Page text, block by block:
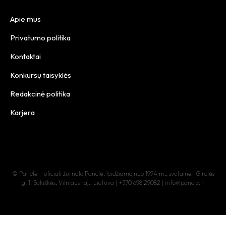
Apie mus
Privatumo politika
Kontaktai
Konkursų taisyklės
Redakcinė politika
Karjera
© Panelė – oficiali žurnalo Panelė, leidžiamo nuo 1994 m., svetainė | Girelės
g. 1, Sakiškės, Vilniaus raj., Lietuva | +370 698 29082 | info@panele.lt